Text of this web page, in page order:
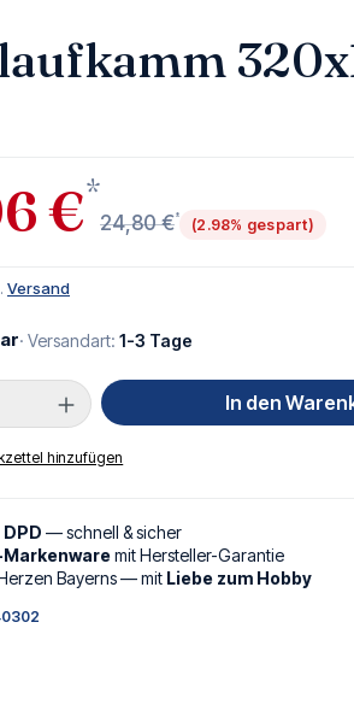
€*
24,80 €*
(2.98% gespart)
Versand
· Versandart: 1-3 Tage
Gib den In den
hinzufügen
— schnell & sicher
mit Hersteller-Garantie
Bayerns — mit Liebe zum Hobby